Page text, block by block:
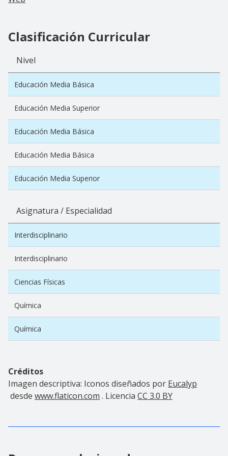
Clasificación Curricular
Nivel
Educación Media Básica
Educación Media Superior
Educación Media Básica
Educación Media Básica
Educación Media Superior
Asignatura / Especialidad
Interdisciplinario
Interdisciplinario
Ciencias Físicas
Química
Química
Créditos
Imagen descriptiva: Iconos diseñados por Eucalyp
desde www.flaticon.com . Licencia CC 3.0 BY